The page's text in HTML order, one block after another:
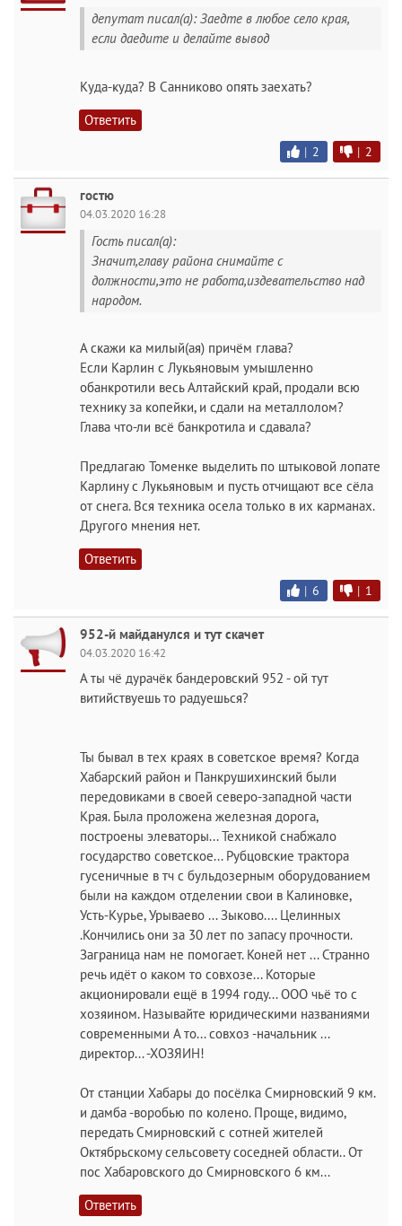
депутат писал(а): Заедте в любое село края,
если даедите и делайте вывод
Куда-куда? В Санниково опять заехать?
Ответить
| 2 | 2
гостю
04.03.2020 16:28
Гость писал(а):
Значит,главу района снимайте с
должности,это не работа,издевательство над
народом.
А скажи ка милый(ая) причём глава?
Если Карлин с Лукьяновым умышленно
обанкротили весь Алтайский край, продали всю
технику за копейки, и сдали на металлолом?
Глава что-ли всё банкротила и сдавала?
Предлагаю Томенке выделить по штыковой лопате
Карлину с Лукьяновым и пусть отчищают все сёла
от снега. Вся техника осела только в их карманах.
Другого мнения нет.
Ответить
| 6 | 1
952-й майданулся и тут скачет
04.03.2020 16:42
А ты чё дурачёк бандеровский 952 - ой тут
витийствуешь то радуешься?
Ты бывал в тех краях в советское время? Когда
Хабарский район и Панкрушихинский были
передовиками в своей северо-западной части
Края. Была проложена железная дорога,
построены элеваторы... Техникой снабжало
государство советское... Рубцовские трактора
гусеничные в тч с бульдозерным оборудованием
были на каждом отделении свои в Калиновке,
Усть-Курье, Урываево ... Зыково.... Целинных
.Кончились они за 30 лет по запасу прочности.
Заграница нам не помогает. Коней нет ... Странно
речь идёт о каком то совхозе... Которые
акционировали ещё в 1994 году... ООО чьё то с
хозяином. Называйте юридическими названиями
современными А то... совхоз -начальник ...
директор... -ХОЗЯИН!
От станции Хабары до посёлка Смирновский 9 км.
и дамба -воробью по колено. Проще, видимо,
передать Смирновский с сотней жителей
Октябрьскому сельсовету соседней области.. От
пос Хабаровского до Смирновского 6 км...
Ответить